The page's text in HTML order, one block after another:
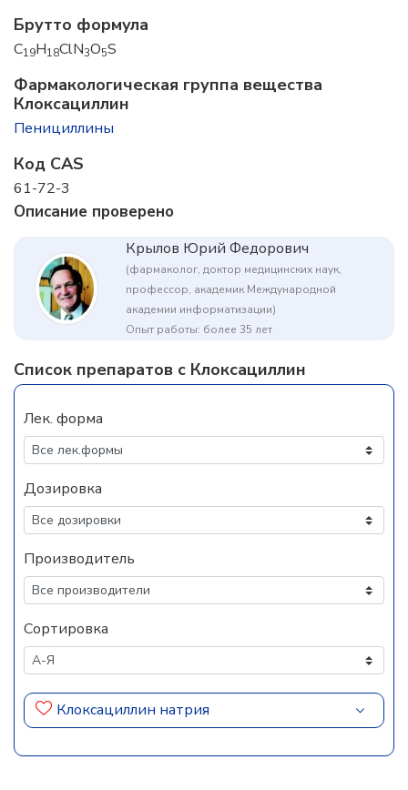
Брутто формула
C19H18ClN3O5S
Фармакологическая группа вещества
Клоксациллин
Пенициллины
Код CAS
61-72-3
Описание проверено
Крылов Юрий Федорович
(фармаколог, доктор медицинских наук,
профессор, академик Международной
академии информатизации)
Опыт работы: более 35 лет
Список препаратов с Клоксациллин
Лек. форма
Дозировка
Производитель
Сортировка
Клоксациллин натрия